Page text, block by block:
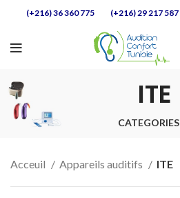
(+216) 36 360 775 (+216) 29 217 587
ITE
CATEGORIES
Acceuil Appareils auditifs ITE